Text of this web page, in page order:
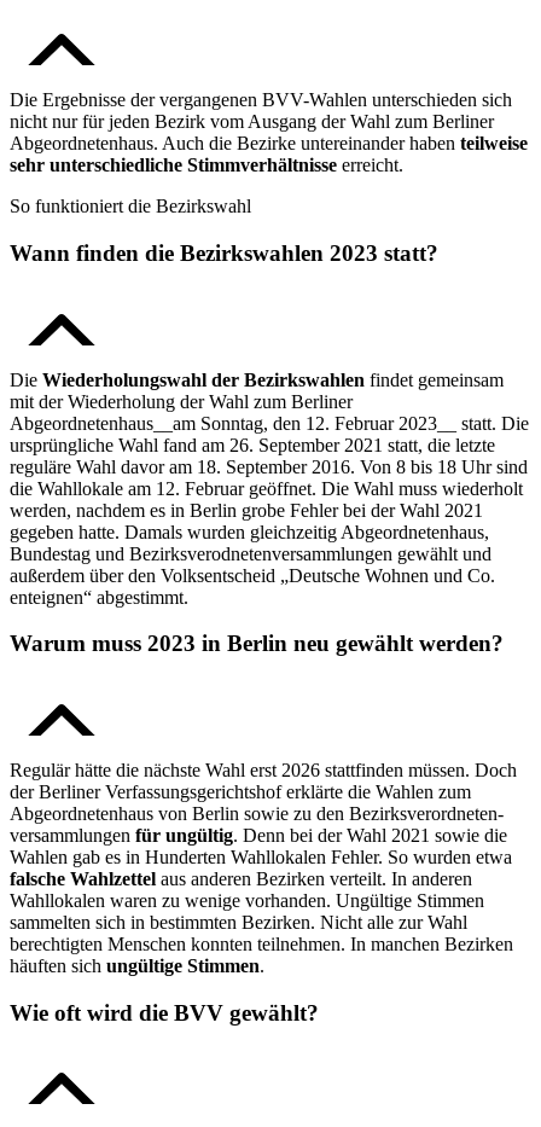
Die Ergebnisse der vergangenen BVV-Wahlen unterschieden sich
nicht nur für jeden Bezirk vom Ausgang der Wahl zum Berliner
Abgeordnetenhaus. Auch die Bezirke untereinander haben teilweise
sehr unterschiedliche Stimmverhältnisse erreicht.
So funktioniert die Bezirkswahl
Wann finden die Bezirkswahlen 2023 statt?
Die Wiederholungswahl der Bezirkswahlen findet gemeinsam
mit der Wiederholung der Wahl zum Berliner
Abgeordnetenhaus__am Sonntag, den 12. Februar 2023__ statt. Die
ursprüngliche Wahl fand am 26. September 2021 statt, die letzte
reguläre Wahl davor am 18. September 2016. Von 8 bis 18 Uhr sind
die Wahllokale am 12. Februar geöffnet. Die Wahl muss wiederholt
werden, nachdem es in Berlin grobe Fehler bei der Wahl 2021
gegeben hatte. Damals wurden gleichzeitig Abgeordnetenhaus,
Bundestag und Bezirksverodnetenversammlungen gewählt und
außerdem über den Volksentscheid „Deutsche Wohnen und Co.
enteignen“ abgestimmt.
Warum muss 2023 in Berlin neu gewählt werden?
Regulär hätte die nächste Wahl erst 2026 stattfinden müssen. Doch
der Berliner Verfassungsgerichtshof erklärte die Wahlen zum
Abgeordnetenhaus von Berlin sowie zu den Bezirks­verordneten­
versammlungen für ungültig. Denn bei der Wahl 2021 sowie die
Wahlen gab es in Hunderten Wahllokalen Fehler. So wurden etwa
falsche Wahlzettel aus anderen Bezirken verteilt. In anderen
Wahllokalen waren zu wenige vorhanden. Ungültige Stimmen
sammelten sich in bestimmten Bezirken. Nicht alle zur Wahl
berechtigten Menschen konnten teilnehmen. In manchen Bezirken
häuften sich ungültige Stimmen.
Wie oft wird die BVV gewählt?